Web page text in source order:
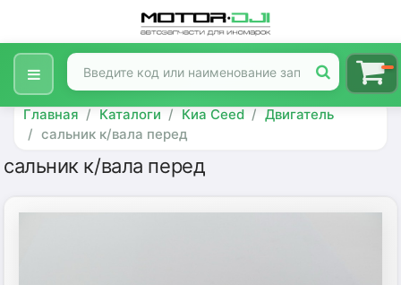
Главная Каталоги Киа Ceed
Двигатель
сальник к/вала перед
сальник к/вала перед